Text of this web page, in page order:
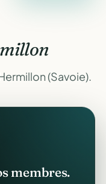
(Savoie).
membres.
.